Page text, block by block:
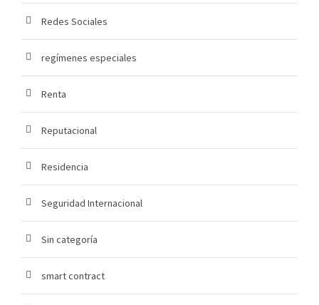
Redes Sociales
regímenes especiales
Renta
Reputacional
Residencia
Seguridad Internacional
Sin categoría
smart contract